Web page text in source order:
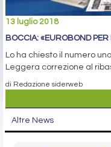
13 luglio 2018
BOCCIA: «EUROBOND
Lo ha chiesto il numero
Leggera correzione al
di Redazione siderweb
Altre News